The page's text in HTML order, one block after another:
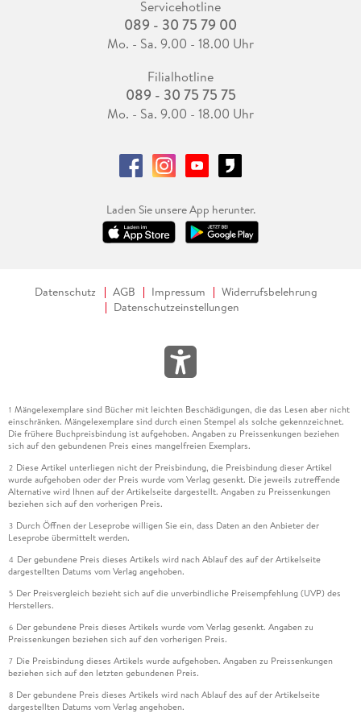
Servicehotline
089 - 30 75 79 00
Mo. - Sa. 9.00 - 18.00 Uhr
Filialhotline
089 - 30 75 75 75
Mo. - Sa. 9.00 - 18.00 Uhr
Laden Sie unsere App herunter.
Datenschutz AGB Impressum
Widerrufsbelehrung
Datenschutzeinstellungen
1 Mängelexemplare sind Bücher mit leichten Beschädigungen, die das Lesen aber nicht
einschränken. Mängelexemplare sind durch einen Stempel als solche gekennzeichnet.
Die frühere Buchpreisbindung ist aufgehoben. Angaben zu Preissenkungen beziehen
sich auf den gebundenen Preis eines mangelfreien Exemplars.
2 Diese Artikel unterliegen nicht der Preisbindung, die Preisbindung dieser Artikel
wurde aufgehoben oder der Preis wurde vom Verlag gesenkt. Die jeweils zutreffende
Alternative wird Ihnen auf der Artikelseite dargestellt. Angaben zu Preissenkungen
beziehen sich auf den vorherigen Preis.
3 Durch Öffnen der Leseprobe willigen Sie ein, dass Daten an den Anbieter der
Leseprobe übermittelt werden.
4 Der gebundene Preis dieses Artikels wird nach Ablauf des auf der Artikelseite
dargestellten Datums vom Verlag angehoben.
5 Der Preisvergleich bezieht sich auf die unverbindliche Preisempfehlung (UVP) des
Herstellers.
6 Der gebundene Preis dieses Artikels wurde vom Verlag gesenkt. Angaben zu
Preissenkungen beziehen sich auf den vorherigen Preis.
7 Die Preisbindung dieses Artikels wurde aufgehoben. Angaben zu Preissenkungen
beziehen sich auf den letzten gebundenen Preis.
8 Der gebundene Preis dieses Artikels wird nach Ablauf des auf der Artikelseite
dargestellten Datums vom Verlag angehoben.